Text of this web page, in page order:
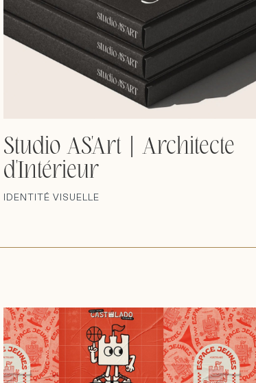
Studio AS'Art | Architecte
d'Intérieur
IDENTITÉ VISUELLE